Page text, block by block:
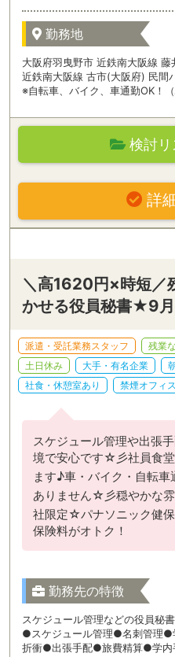
勤務地
大阪府羽曳野市 近鉄南大阪線 藤
近鉄南大阪線 古市(大阪府) 民間
※自転車、バイク、車通勤OK！（
検討リ
詳
＼高1620円×時短／
かせる役員秘書★9
派遣・受託業務スタッフ 残業
土日休み
大手・有名企業
社食・休憩室あり
禁煙オフィス
スケジュール管理や出張
境で安心です☆彡社員食
ます♪車・バイク・自転
ありません☆彡穏やかな
社限定☆パナソニック健
保険料がオトク！
勤務先の特徴
スケジュール管理などの役員秘書
●スケジュール管理●名刺管理●
折衝●出張手配●旅費精算●学内